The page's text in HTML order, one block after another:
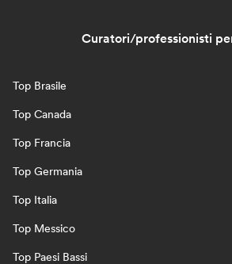
Curatori/professionisti
Top Brasile
Top Canada
Top Francia
Top Germania
Top Italia
Top Messico
Top Paesi Bassi